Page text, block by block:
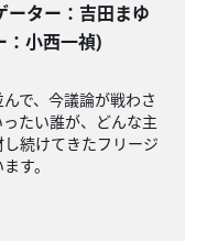
ーター：吉田まゆ
：小西一禎)
で、今議論が戦わさ
たい誰が、どんな主
続けてきたフリージ
す。